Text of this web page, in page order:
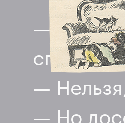
— А
—
— Но